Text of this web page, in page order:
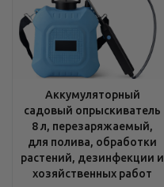
Аккумуляторный
садовый опрыскиватель
8 л, перезаряжаемый,
для полива, обработки
растений, дезинфекции и
хозяйственных работ